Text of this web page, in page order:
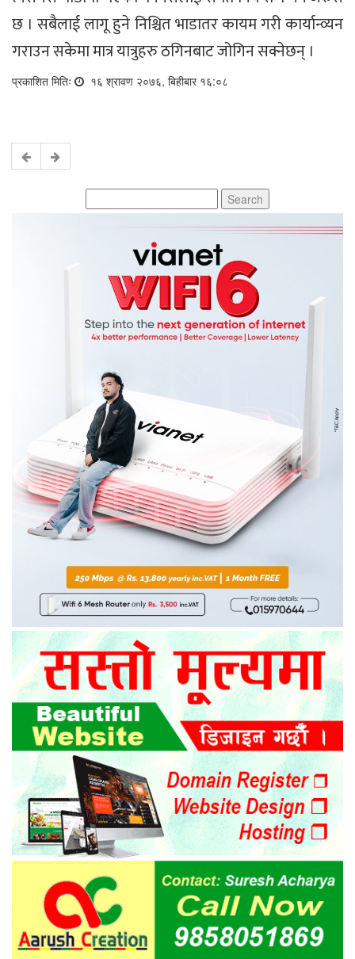
छ । सबैलाई लागू हुने निश्चित भाडातर कायम गरी कार्यान्व्यन
गराउन सकेमा मात्र यात्रुहरु ठगिनबाट जोगिन सक्नेछन् ।
प्रकाशित मितिः १६ श्रावण २०७६, बिहीबार १६:०८
for: